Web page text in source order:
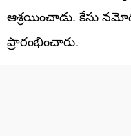
ఆశ్రయించాడు. కేసు
ప్రారంభించారు.